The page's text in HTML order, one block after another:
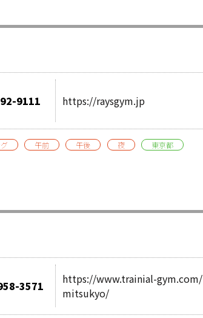
9111 https://raysgym.jp
午前 午後 夜
東京都
3571
https://www.trainial-gym.com/
mitsukyo/